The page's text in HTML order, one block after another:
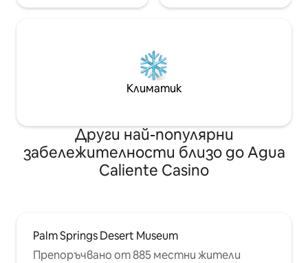
Климатик
Други най-популярни
забележителности близо до Agua
Caliente Casino
Palm Springs Desert Museum
Препоръчвано от 885 местни жители